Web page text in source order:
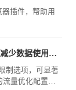
插件，帮助用
Safari浏览器手机版流量优化减少数据使用方法
制选项，可显著
量优化配置指